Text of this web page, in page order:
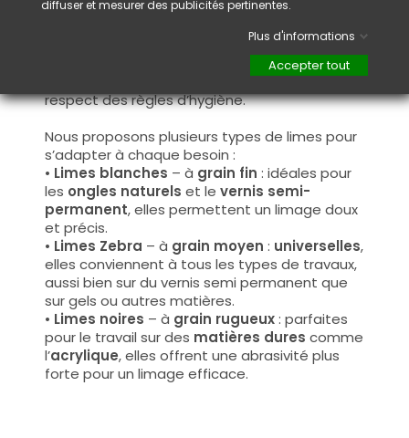
cutanée. Pour cela, utilisez une lime déjà
usagée pour arrondir les angles de la nouvelle.
Ce produit n’est pas désinfectable, il est
destiné à un usage unique ou à une utilisation
réservée à la même cliente, dans un strict
respect des règles d’hygiène.
Nous proposons plusieurs types de limes pour
s’adapter à chaque besoin :
• Limes blanches – à grain fin : idéales pour
les ongles naturels et levernis semi-
permanent, elles permettent un limage doux
et précis.
• Limes Zebra – à grain moyen : universelles,
elles conviennent à tous les types de travaux,
aussi bien sur du vernis semi permanent que
sur gels ou autres matières.
• Limes noires – à grain rugueux: parfaites
pour le travail sur des matières dures comme
l’acrylique, elles offrent une abrasivité plus
forte pour un limage efficace.
diffuser et mesurer des publicités pertinentes.
Plus d'informations
Accepter tout